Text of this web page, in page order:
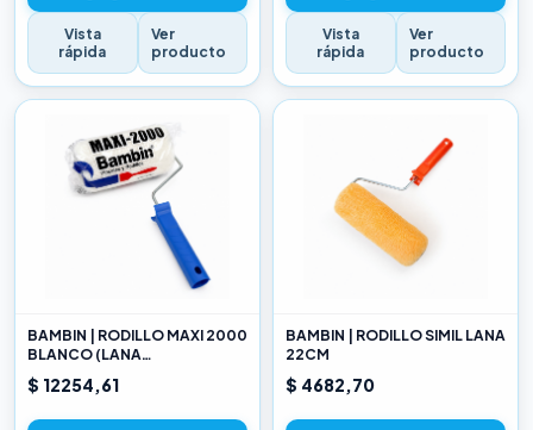
Vista
rápida
Ver
producto
Vista
rápida
Ver
producto
BAMBIN | RODILLO MAXI 2000
BLANCO (LANA
SELECCIONADA) 22CM
$ 12254,61
BAMBIN | RODILLO SIMIL LANA
22CM
$ 4682,70